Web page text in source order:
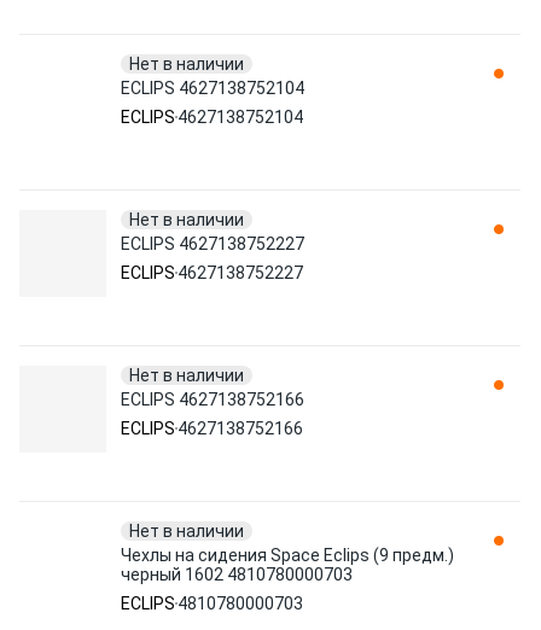
Нет в наличии
ECLIPS 4627138752104
ECLIPS 4627138752104
Нет в наличии
ECLIPS 4627138752227
ECLIPS 4627138752227
Нет в наличии
ECLIPS 4627138752166
ECLIPS 4627138752166
Нет в наличии
Чехлы на сидения Space Eclips (9 предм.)
черный 1602 4810780000703
ECLIPS 4810780000703